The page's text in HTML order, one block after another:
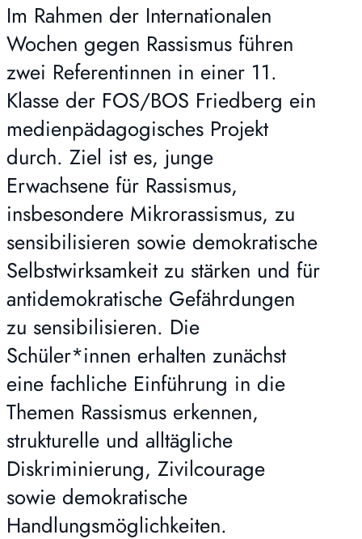
Im Rahmen der Internationalen
Wochen gegen Rassismus führen
zwei Referentinnen in einer 11.
Klasse der FOS/BOS Friedberg ein
medienpädagogisches Projekt
durch. Ziel ist es, junge
Erwachsene für Rassismus,
insbesondere Mikrorassismus, zu
sensibilisieren sowie demokratische
Selbstwirksamkeit zu stärken und für
antidemokratische Gefährdungen
zu sensibilisieren. Die
Schüler*innen erhalten zunächst
eine fachliche Einführung in die
Themen Rassismus erkennen,
strukturelle und alltägliche
Diskriminierung, Zivilcourage
sowie demokratische
Handlungsmöglichkeiten.